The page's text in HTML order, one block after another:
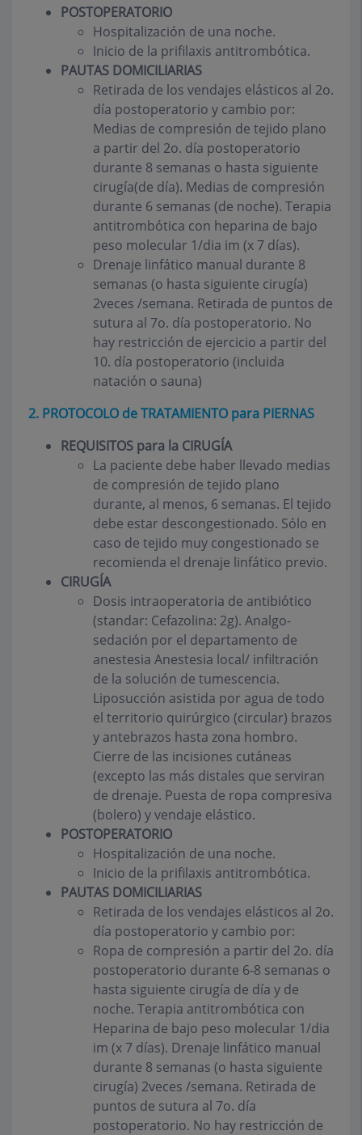
POSTOPERATORIO
Hospitalización de una noche.
Inicio de la prifilaxis antitrombótica.
PAUTAS DOMICILIARIAS
Retirada de los vendajes elásticos al 2o.
día postoperatorio y cambio por:
Medias de compresión de tejido plano
a partir del 2o. día postoperatorio
durante 8 semanas o hasta siguiente
cirugía(de día). Medias de compresión
durante 6 semanas (de noche). Terapia
antitrombótica con heparina de bajo
peso molecular 1/dia im (x 7 días).
Drenaje linfático manual durante 8
semanas (o hasta siguiente cirugía)
2veces /semana. Retirada de puntos de
sutura al 7o. día postoperatorio. No
hay restricción de ejercicio a partir del
10. día postoperatorio (incluida
natación o sauna)
2. PROTOCOLO de TRATAMIENTO para PIERNAS
REQUISITOS para la CIRUGÍA
La paciente debe haber llevado medias
de compresión de tejido plano
durante, al menos, 6 semanas. El tejido
debe estar descongestionado. Sólo en
caso de tejido muy congestionado se
recomienda el drenaje linfático previo.
CIRUGÍA
Dosis intraoperatoria de antibiótico
(standar: Cefazolina: 2g). Analgo-
sedación por el departamento de
anestesia Anestesia local/ infiltración
de la solución de tumescencia.
Liposucción asistida por agua de todo
el territorio quirúrgico (circular) brazos
y antebrazos hasta zona hombro.
Cierre de las incisiones cutáneas
(excepto las más distales que serviran
de drenaje. Puesta de ropa compresiva
(bolero) y vendaje elástico.
POSTOPERATORIO
Hospitalización de una noche.
Inicio de la prifilaxis antitrombótica.
PAUTAS DOMICILIARIAS
Retirada de los vendajes elásticos al 2o.
día postoperatorio y cambio por:
Ropa de compresión a partir del 2o. día
postoperatorio durante 6-8 semanas o
hasta siguiente cirugía de día y de
noche. Terapia antitrombótica con
Heparina de bajo peso molecular 1/dia
im (x 7 días). Drenaje linfático manual
durante 8 semanas (o hasta siguiente
cirugía) 2veces /semana. Retirada de
puntos de sutura al 7o. día
postoperatorio. No hay restricción de